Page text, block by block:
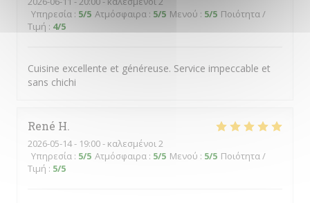
Υπηρεσία : 5/5 Ατμόσφαιρα : 5/5 Μενού : 5/5 Ποιότητα /
Τιμή : 4/5
Cuisine excellente et généreuse. Service impeccable et
sans chichi
René H
2026-05-14- 19:00 - καλεσμένοι 2
Υπηρεσία : 5/5 Ατμόσφαιρα : 5/5 Μενού : 5/5 Ποιότητα /
Τιμή : 5/5